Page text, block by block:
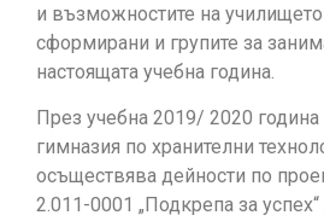
и възможностите на
сформирани и групите за
настоящата учебна година.
През учебна 2019/ 2020
гимназия по хранителни
осъществява дейности по
2.011-0001 „Подкрепа за успех“